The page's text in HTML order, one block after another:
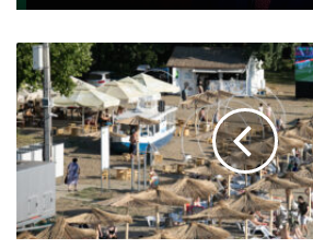
Rendeződni látszik az
újra termelni kezd a Paksi
hármas turbinája